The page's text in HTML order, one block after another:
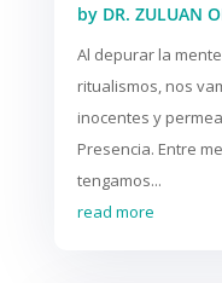
by DR. ZULUAN
Al depurar la
ritualismos, nos
inocentes y
Presencia. Entre
tengamos...
read more